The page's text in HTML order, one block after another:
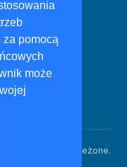
za pomocą
może
prawa zastrzeżone.